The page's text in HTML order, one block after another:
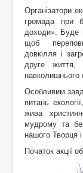
Організатори
громада при
доходи». Буде
щоб
довкілля і
друге
Особливим
питань
жива
мудрому та
нашого Творця
Початок акції